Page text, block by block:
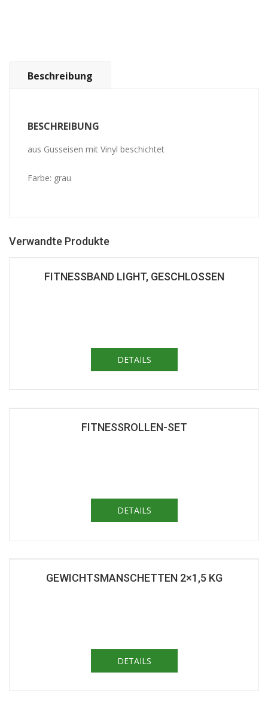
Beschreibung
BESCHREIBUNG
aus Gusseisen mit Vinyl beschichtet
Farbe: grau
Verwandte Produkte
FITNESSBAND LIGHT, GESCHLOSSEN
DETAILS
FITNESSROLLEN-SET
DETAILS
GEWICHTSMANSCHETTEN 2×1,5 KG
DETAILS